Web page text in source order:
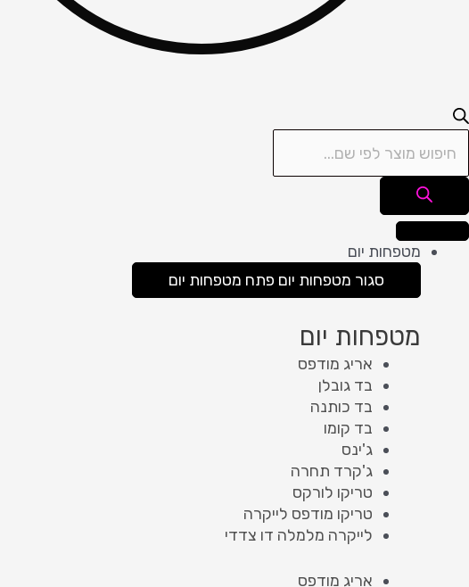
מטפחות יום
סגור מטפחות יום פתח מטפחות יום
מטפחות יום
אריג מודפס
בד גובלן
בד כותנה
בד קומו
ג'ינס
ג'קרד תחרה
טריקו לורקס
טריקו מודפס לייקרה
לייקרה מלמלה דו צדדי
אריג מודפס